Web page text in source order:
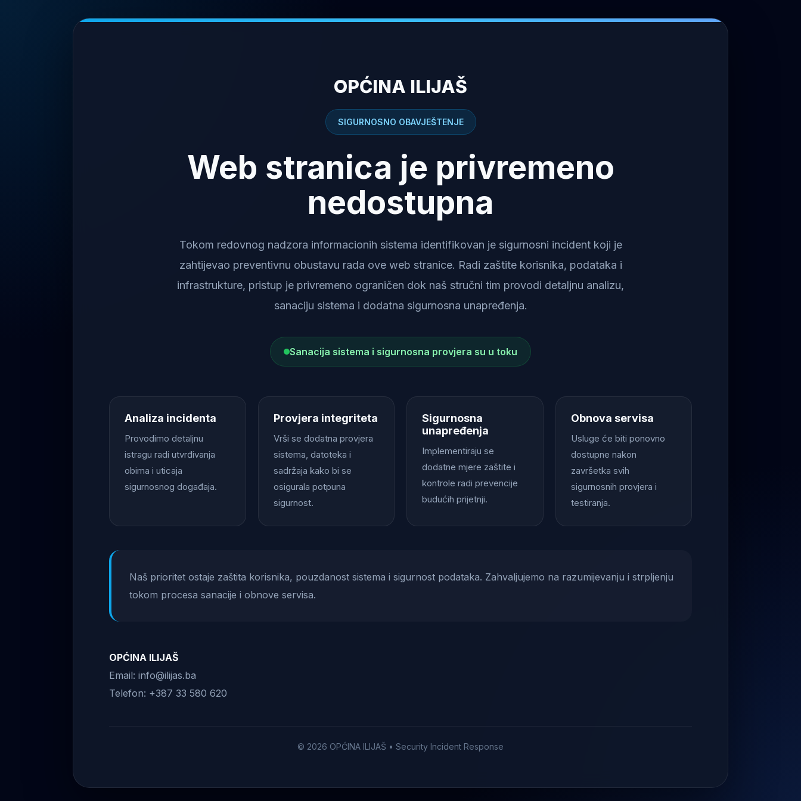
OPĆINA ILIJAŠ
SIGURNOSNO OBAVJEŠTENJE
Web stranica je privremeno
nedostupna
Tokom redovnog nadzora informacionih sistema identifikovan je sigurnosni incident koji je
zahtijevao preventivnu obustavu rada ove web stranice. Radi zaštite korisnika, podataka i
infrastrukture, pristup je privremeno ograničen dok naš stručni tim provodi detaljnu analizu,
sanaciju sistema i dodatna sigurnosna unapređenja.
Sanacija sistema i sigurnosna provjera su u toku
Analiza incidenta
Provodimo detaljnu
istragu radi utvrđivanja
obima i uticaja
sigurnosnog događaja.
Provjera integriteta
Vrši se dodatna provjera
sistema, datoteka i
sadržaja kako bi se
osigurala potpuna
sigurnost.
Sigurnosna
unapređenja
Implementiraju se
dodatne mjere zaštite i
kontrole radi prevencije
budućih prijetnji.
Obnova servisa
Usluge će biti ponovno
dostupne nakon
završetka svih
sigurnosnih provjera i
testiranja.
Naš prioritet ostaje zaštita korisnika, pouzdanost sistema i sigurnost podataka. Zahvaljujemo na razumijevanju i strpljenju
tokom procesa sanacije i obnove servisa.
OPĆINA ILIJAŠ
Email: info@ilijas.ba
Telefon: +387 33 580 620
© 2026 OPĆINA ILIJAŠ • Security Incident Response